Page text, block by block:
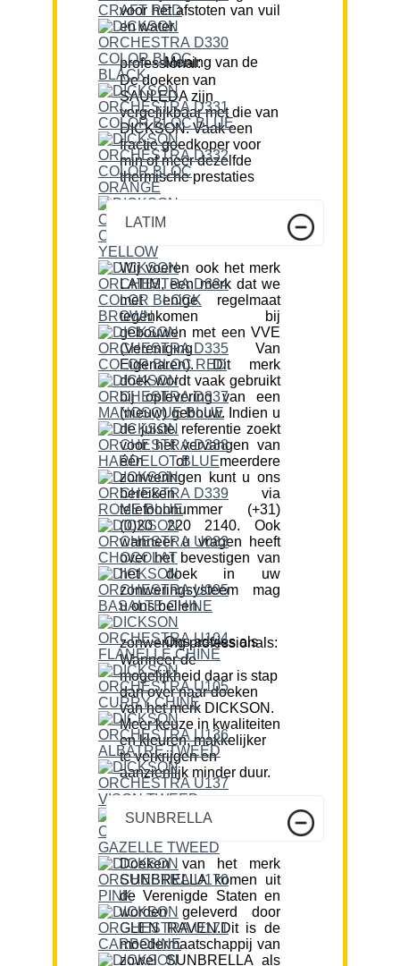
voor het afstoten van vuil
en water.
Mening van de professional:
De doeken van
SAULEDA zijn
vergelijkbaar met die van
DICKSON. Vaak een
fractie goedkoper voor
min of meer dezelfde
thermische prestaties
LATIM
Wij voeren ook het merk
LATIM, een merk dat we
met enige regelmaat
tegenkomen bij
gebouwen met een VVE
(Vereniging Van
Eigenaren). Dit merk
doek wordt vaak gebruikt
bij oplevering van een
(nieuw) gebouw. Indien u
de juiste referentie zoekt
voor het vervangen van
één of meerdere
zonweringen kunt u ons
bereiken via
telefoonnummer (+31)
(0)20 220 2140. Ook
wanneer u vragen heeft
over het bevestigen van
het doek in uw
zonweringsysteem mag
u ons bellen.
Ons advies als zonwering professionals:
Wanneer de
mogelijkheid daar is stap
dan over naar doeken
van het merk DICKSON.
Meer keuze in kwaliteiten
en kleuren, makkelijker
te verkrijgen en
aanzienlijk minder duur.
SUNBRELLA
Doeken van het merk
SUNBRELLA komen uit
de Verenigde Staten en
worden geleverd door
GLEN RAVEN.Dit is de
moedermaatschappij van
zowel SUNBRELLA als